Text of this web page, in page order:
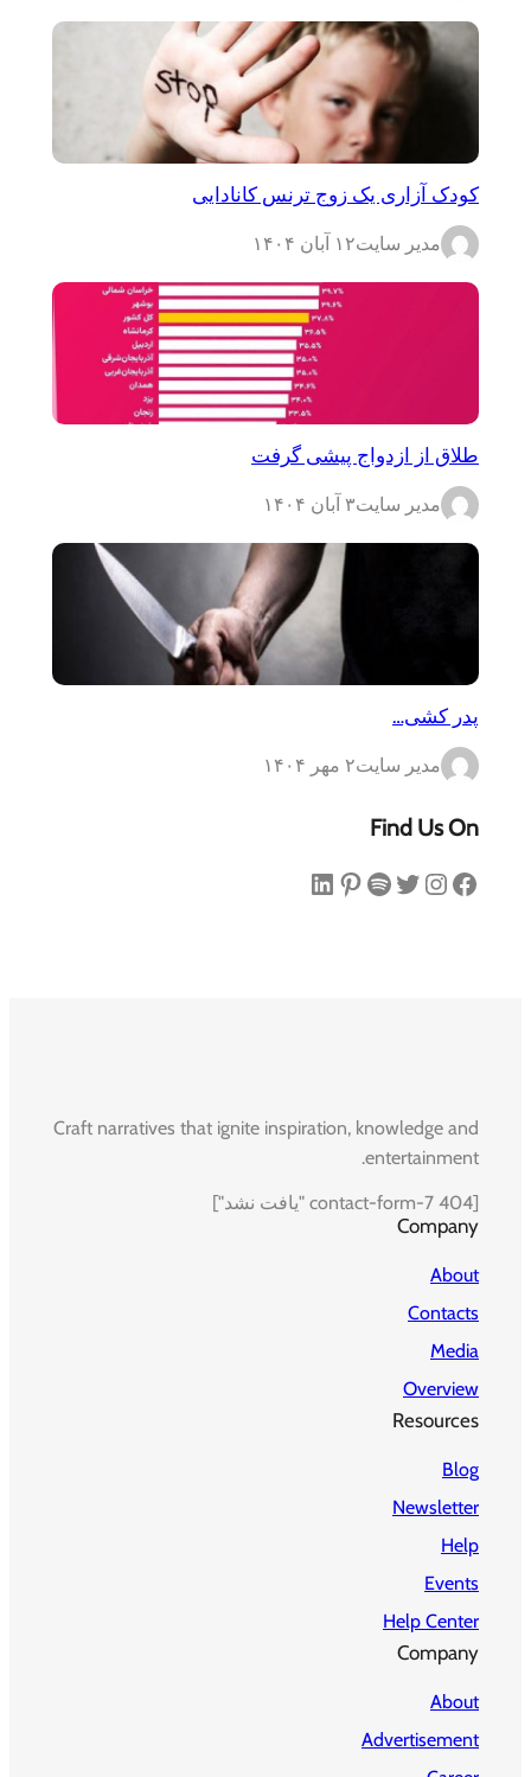
کودک آزاری یک زوج ترنس کانادایی
مدیر سایت۱۲ آبان ۱۴۰۴
طلاق از ازدواج پیشی گرفت
مدیر سایت۳ آبان ۱۴۰۴
پدر کشی…
مدیر سایت۲ مهر ۱۴۰۴
Find Us On
فیس‌بوک اینستاگرم توییتر اسپاتیفای پینترست لینکداین
Craft narratives that ignite inspiration, knowledge and
entertainment.
[contact-form-7 404 "یافت نشد"]
Company
About
Contacts
Media
Overview
Resources
Blog
Newsletter
Help
Events
Help Center
Company
About
Advertisement